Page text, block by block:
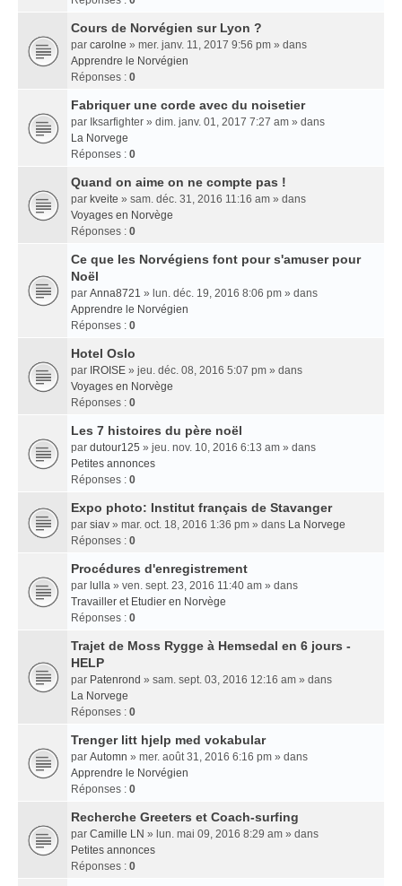
Cours de Norvégien sur Lyon ?
par carolne » mer. janv. 11, 2017 9:56 pm » dans
Apprendre le Norvégien
Réponses : 0
Fabriquer une corde avec du noisetier
par Iksarfighter » dim. janv. 01, 2017 7:27 am » dans
La Norvege
Réponses : 0
Quand on aime on ne compte pas !
par kveite » sam. déc. 31, 2016 11:16 am » dans
Voyages en Norvège
Réponses : 0
Ce que les Norvégiens font pour s'amuser pour
Noël
par Anna8721 » lun. déc. 19, 2016 8:06 pm » dans
Apprendre le Norvégien
Réponses : 0
Hotel Oslo
par IROISE » jeu. déc. 08, 2016 5:07 pm » dans
Voyages en Norvège
Réponses : 0
Les 7 histoires du père noël
par dutour125 » jeu. nov. 10, 2016 6:13 am » dans
Petites annonces
Réponses : 0
Expo photo: Institut français de Stavanger
par siav » mar. oct. 18, 2016 1:36 pm » dans La Norvege
Réponses : 0
Procédures d'enregistrement
par lulla » ven. sept. 23, 2016 11:40 am » dans
Travailler et Etudier en Norvège
Réponses : 0
Trajet de Moss Rygge à Hemsedal en 6 jours -
HELP
par Patenrond » sam. sept. 03, 2016 12:16 am » dans
La Norvege
Réponses : 0
Trenger litt hjelp med vokabular
par Automn » mer. août 31, 2016 6:16 pm » dans
Apprendre le Norvégien
Réponses : 0
Recherche Greeters et Coach-surfing
par Camille LN » lun. mai 09, 2016 8:29 am » dans
Petites annonces
Réponses : 0